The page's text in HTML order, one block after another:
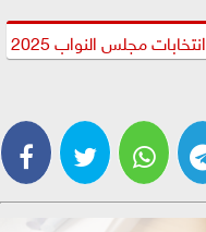
انتخابات مجلس النواب 2025